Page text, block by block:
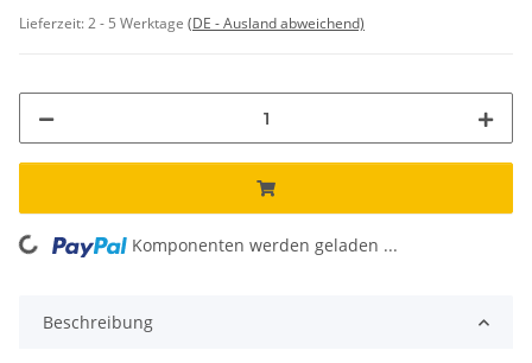
Lieferzeit:2 - 5 Werktage (DE - Ausland abweichend)
Loading... Komponenten werden geladen ...
Beschreibung